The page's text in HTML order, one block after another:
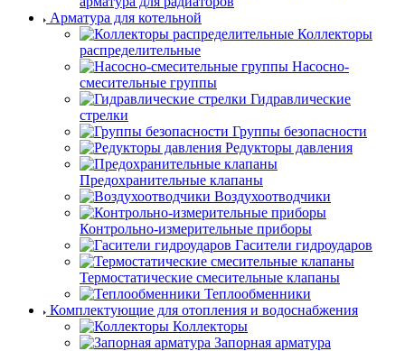
Арматура для котельной
Коллекторы
распределительные
Насосно-
смесительные группы
Гидравлические
стрелки
Группы безопасности
Редукторы давления
Предохранительные клапаны
Воздухоотводчики
Контрольно-измерительные приборы
Гасители гидроударов
Термостатические смесительные клапаны
Теплообменники
Комплектующие для отопления и водоснабжения
Коллекторы
Запорная арматура